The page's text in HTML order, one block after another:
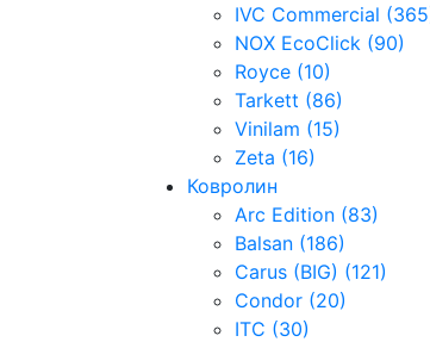
IVC Commercial
NOX EcoClick (90)
Royce (10)
Tarkett (86)
Vinilam (15)
Zeta (16)
Ковролин
Arc Edition (83)
Balsan (186)
Carus (BIG) (121)
Condor (20)
ITC (30)